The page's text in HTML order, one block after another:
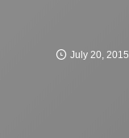
July 20 2015